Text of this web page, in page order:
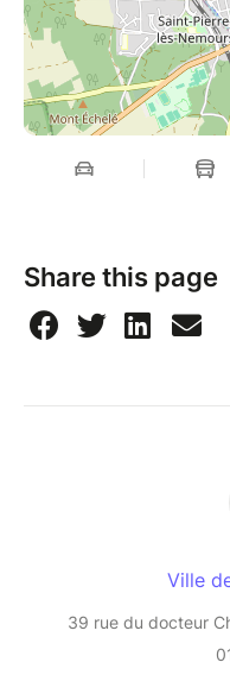
Share this page
Ville
39 rue du docteur